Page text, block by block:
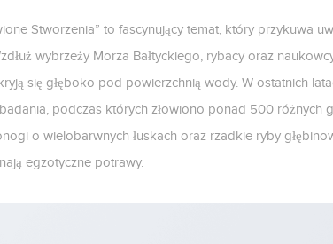
Stworzenia” to fascynujący temat, który przykuwa
wybrzeży Morza Bałtyckiego, rybacy oraz
się głęboko pod powierzchnią wody. W ostatnich
podczas których złowiono ponad 500 różnych
o wielobarwnych łuskach oraz rzadkie ryby
egzotyczne potrawy.